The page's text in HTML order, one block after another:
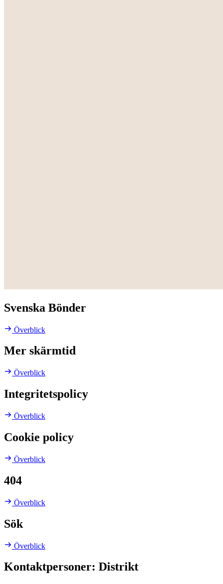
Svenska Bönder
Överblick
Mer skärmtid
Överblick
Integritetspolicy
Överblick
Cookie policy
Överblick
404
Överblick
Sök
Överblick
Kontaktpersoner: Distrikt